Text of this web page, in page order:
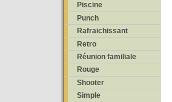
Piscine
Punch
Rafraichissant
Retro
Réunion familiale
Rouge
Shooter
Simple